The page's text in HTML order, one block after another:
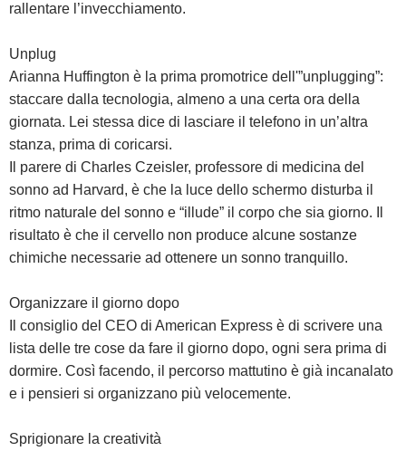
rallentare l’invecchiamento.
Unplug
Arianna Huffington è la prima promotrice dell'”unplugging”:
staccare dalla tecnologia, almeno a una certa ora della
giornata. Lei stessa dice di lasciare il telefono in un’altra
stanza, prima di coricarsi.
Il parere di Charles Czeisler, professore di medicina del
sonno ad Harvard, è che la luce dello schermo disturba il
ritmo naturale del sonno e “illude” il corpo che sia giorno. Il
risultato è che il cervello non produce alcune sostanze
chimiche necessarie ad ottenere un sonno tranquillo.
Organizzare il giorno dopo
Il consiglio del CEO di American Express è di scrivere una
lista delle tre cose da fare il giorno dopo, ogni sera prima di
dormire. Così facendo, il percorso mattutino è già incanalato
e i pensieri si organizzano più velocemente.
Sprigionare la creatività